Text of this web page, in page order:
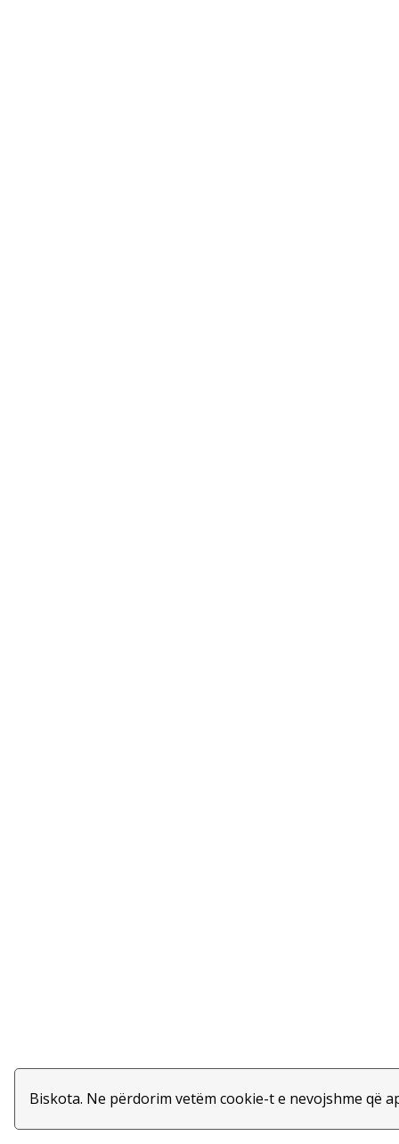
Biskota. Ne përdorim vetëm cookie-t e nevojshme që